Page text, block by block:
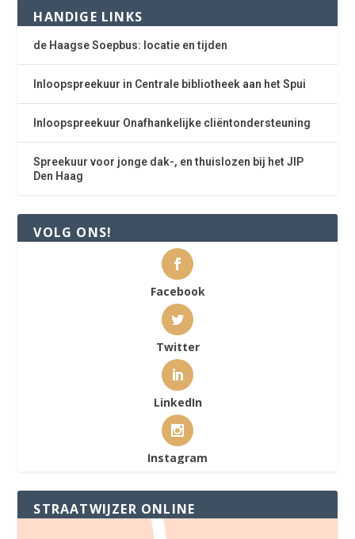
HANDIGE LINKS
de Haagse Soepbus: locatie en tijden
Inloopspreekuur in Centrale bibliotheek aan het Spui
Inloopspreekuur Onafhankelijke cliëntondersteuning
Spreekuur voor jonge dak-, en thuislozen bij het JIP
Den Haag
VOLG ONS!
Facebook
Twitter
LinkedIn
Instagram
STRAATWIJZER ONLINE